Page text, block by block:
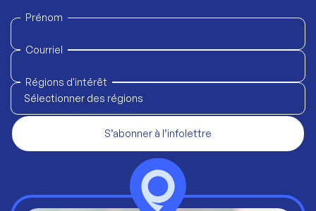
Prénom
Courriel
Régions d'intérêt
Sélectionner des régions
S’abonner à l’infolettre